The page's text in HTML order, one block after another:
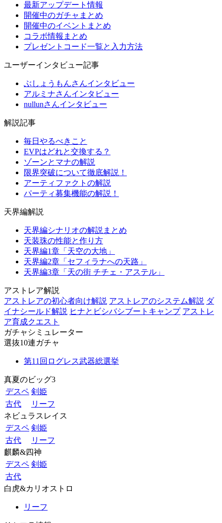
最新アップデート情報
開催中のガチャまとめ
開催中のイベントまとめ
コラボ情報まとめ
プレゼントコード一覧と入力方法
ユーザーインタビュー記事
ぶしょうもんさんインタビュー
アルミナさんインタビュー
nullunさんインタビュー
解説記事
毎日やるべきこと
EVPはどれと交換する？
ゾーンとマナの解説
限界突破について徹底解説！
アーティファクトの解説
パーティ募集機能の解説！
天界編解説
天界編シナリオの解説まとめ
天装珠の性能と作り方
天界編1章「天空の大地」
天界編2章「セフィラナへの天路」
天界編3章「天の街 チチェ・アステル」
アストレア解説
アストレアの初心者向け解説 アストレアのシステム解説 ダ
イナシールド解説 ヒナとビシバシブートキャンプ アストレ
ア育成クエスト
ガチャシミュレーター
選抜10連ガチャ
第11回ログレス武器総選挙
真夏のビッグ3
デスペ 剣姫
古代
リーフ
ネビュラスレイス
デスペ 剣姫
古代
リーフ
麒麟&四神
デスペ 剣姫
古代
白虎&カリオストロ
リーフ